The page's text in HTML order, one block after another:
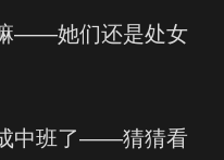
——她们还是处女
中班了——猜猜看